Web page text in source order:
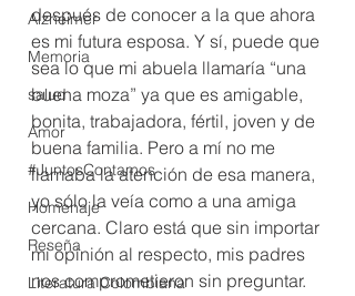
Alzheimer
Memoria
salud
Amor
#JuntosContamos
Homenaje
Reseña
Literatura Colombiana
después de conocer a la que ahora
es mi futura esposa. Y sí, puede que
sea lo que mi abuela llamaría “una
buena moza” ya que es amigable,
bonita, trabajadora, fértil, joven y de
buena familia. Pero a mí no me
llamaba la atención de esa manera,
yo sólo la veía como a una amiga
cercana. Claro está que sin importar
mi opinión al respecto, mis padres
nos comprometieron sin preguntar.